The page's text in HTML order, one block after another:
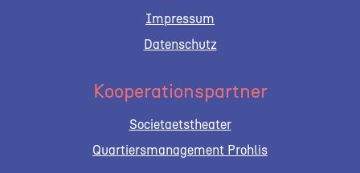
Impressum
Datenschutz
Kooperationspartner
Societaetstheater
Quartiersmanagement Prohlis